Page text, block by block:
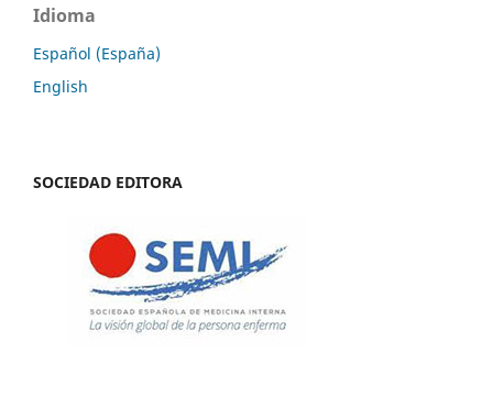
Idioma
Español (España)
English
SOCIEDAD EDITORA